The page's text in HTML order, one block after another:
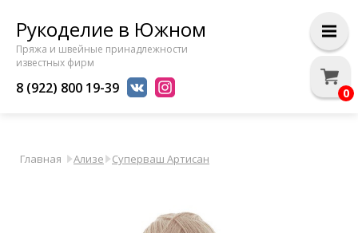
Рукоделие в Южном
Пряжа и швейные принадлежности
известных фирм
8 (922) 800 19-39
Главная Ализе Суперваш Артисан
0